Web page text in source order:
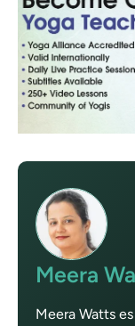
Meera
Meera Watts